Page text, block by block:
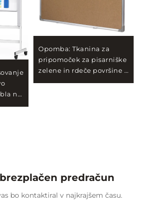
na
Opomba: Tkanina za
pripomoček za pisarniške
zelene in rdeče površine s
predračun
bo kontaktiral v najkrajšem času.